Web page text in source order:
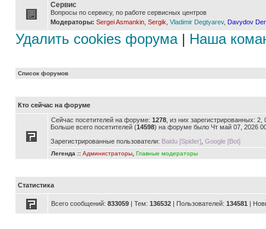
Сервис
Вопросы по сервису, по работе сервисных центров
Модераторы: Sergei Asmankin Sergik Vladimir Degtyarev, Davydov
Удалить cookies форума| Наша
Список форумов
Кто сейчас на форуме
Сейчас посетителей на форуме: 1278 , из них зарегистрированных:
Больше всего посетителей (14598) на форуме было Чт май 07, 2026
Зарегистрированные пользователи: Baidu [Spider] Google [Bot]
Легенда :: Администраторы Главные модераторы
Статистика
Всего сообщений: 833059 | Тем: 136532 | Пользователей: 134581 |